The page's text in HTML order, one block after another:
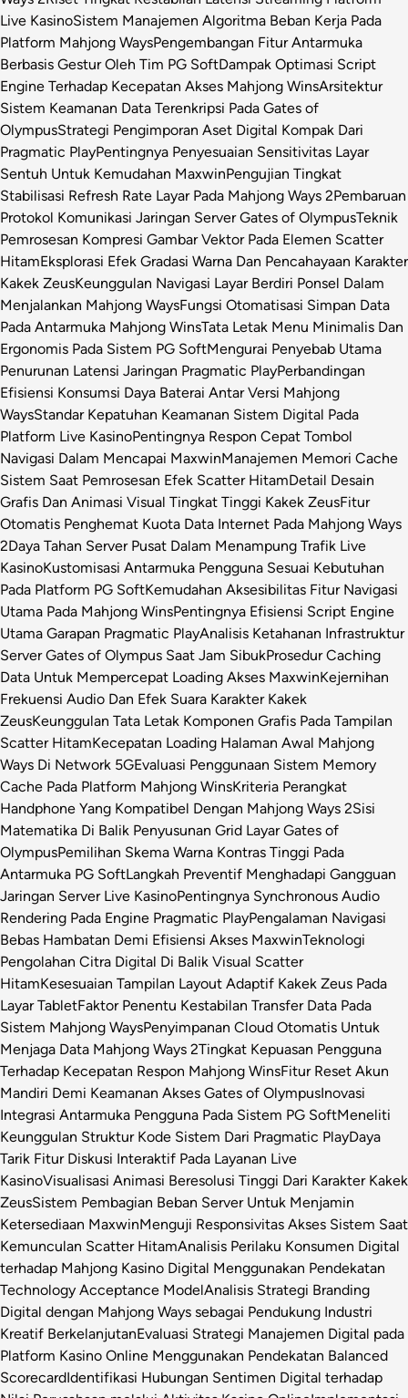
Live KasinoSistem Manajemen Algoritma Beban Kerja Pada
Platform Mahjong WaysPengembangan Fitur Antarmuka
Berbasis Gestur Oleh Tim PG SoftDampak Optimasi Script
Engine Terhadap Kecepatan Akses Mahjong WinsArsitektur
Sistem Keamanan Data Terenkripsi Pada Gates of
OlympusStrategi Pengimporan Aset Digital Kompak Dari
Pragmatic PlayPentingnya Penyesuaian Sensitivitas Layar
Sentuh Untuk Kemudahan MaxwinPengujian Tingkat
Stabilisasi Refresh Rate Layar Pada Mahjong Ways 2Pembaruan
Protokol Komunikasi Jaringan Server Gates of OlympusTeknik
Pemrosesan Kompresi Gambar Vektor Pada Elemen Scatter
HitamEksplorasi Efek Gradasi Warna Dan Pencahayaan Karakter
Kakek ZeusKeunggulan Navigasi Layar Berdiri Ponsel Dalam
Menjalankan Mahjong WaysFungsi Otomatisasi Simpan Data
Pada Antarmuka Mahjong WinsTata Letak Menu Minimalis Dan
Ergonomis Pada Sistem PG SoftMengurai Penyebab Utama
Penurunan Latensi Jaringan Pragmatic PlayPerbandingan
Efisiensi Konsumsi Daya Baterai Antar Versi Mahjong
WaysStandar Kepatuhan Keamanan Sistem Digital Pada
Platform Live KasinoPentingnya Respon Cepat Tombol
Navigasi Dalam Mencapai MaxwinManajemen Memori Cache
Sistem Saat Pemrosesan Efek Scatter HitamDetail Desain
Grafis Dan Animasi Visual Tingkat Tinggi Kakek ZeusFitur
Otomatis Penghemat Kuota Data Internet Pada Mahjong Ways
2Daya Tahan Server Pusat Dalam Menampung Trafik Live
KasinoKustomisasi Antarmuka Pengguna Sesuai Kebutuhan
Pada Platform PG SoftKemudahan Aksesibilitas Fitur Navigasi
Utama Pada Mahjong WinsPentingnya Efisiensi Script Engine
Utama Garapan Pragmatic PlayAnalisis Ketahanan Infrastruktur
Server Gates of Olympus Saat Jam SibukProsedur Caching
Data Untuk Mempercepat Loading Akses MaxwinKejernihan
Frekuensi Audio Dan Efek Suara Karakter Kakek
ZeusKeunggulan Tata Letak Komponen Grafis Pada Tampilan
Scatter HitamKecepatan Loading Halaman Awal Mahjong
Ways Di Network 5GEvaluasi Penggunaan Sistem Memory
Cache Pada Platform Mahjong WinsKriteria Perangkat
Handphone Yang Kompatibel Dengan Mahjong Ways 2Sisi
Matematika Di Balik Penyusunan Grid Layar Gates of
OlympusPemilihan Skema Warna Kontras Tinggi Pada
Antarmuka PG SoftLangkah Preventif Menghadapi Gangguan
Jaringan Server Live KasinoPentingnya Synchronous Audio
Rendering Pada Engine Pragmatic PlayPengalaman Navigasi
Bebas Hambatan Demi Efisiensi Akses MaxwinTeknologi
Pengolahan Citra Digital Di Balik Visual Scatter
HitamKesesuaian Tampilan Layout Adaptif Kakek Zeus Pada
Layar TabletFaktor Penentu Kestabilan Transfer Data Pada
Sistem Mahjong WaysPenyimpanan Cloud Otomatis Untuk
Menjaga Data Mahjong Ways 2Tingkat Kepuasan Pengguna
Terhadap Kecepatan Respon Mahjong WinsFitur Reset Akun
Mandiri Demi Keamanan Akses Gates of OlympusInovasi
Integrasi Antarmuka Pengguna Pada Sistem PG SoftMeneliti
Keunggulan Struktur Kode Sistem Dari Pragmatic PlayDaya
Tarik Fitur Diskusi Interaktif Pada Layanan Live
KasinoVisualisasi Animasi Beresolusi Tinggi Dari Karakter Kakek
ZeusSistem Pembagian Beban Server Untuk Menjamin
Ketersediaan MaxwinMenguji Responsivitas Akses Sistem Saat
Kemunculan Scatter HitamAnalisis Perilaku Konsumen Digital
terhadap Mahjong Kasino Digital Menggunakan Pendekatan
Technology Acceptance ModelAnalisis Strategi Branding
Digital dengan Mahjong Ways sebagai Pendukung Industri
Kreatif BerkelanjutanEvaluasi Strategi Manajemen Digital pada
Platform Kasino Online Menggunakan Pendekatan Balanced
ScorecardIdentifikasi Hubungan Sentimen Digital terhadap